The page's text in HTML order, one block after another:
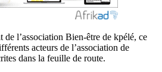
de l’association Bien-être de kpélé, ce
acteurs de l’association de
dans la feuille de route.